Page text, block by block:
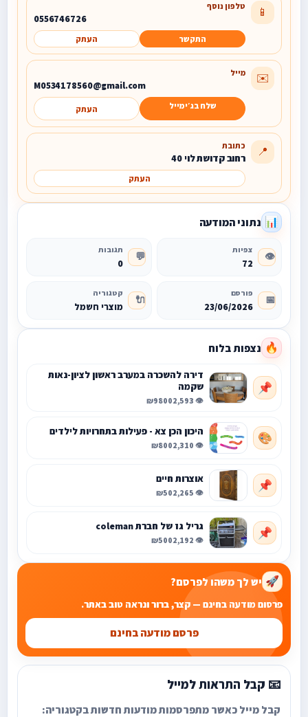
📱 טלפון נוסף
0556746726
התקשר העתק
✉️ מייל
M0534178560@gmail.com
שלח בג׳ימייל העתק
📍 כתובת
רחוב קדושת לוי 40
העתק
📊 נתוני המודעה
👁️ צפיות
72
💬 תגובות
0
📅 פורסם
23/06/2026
🔌 קטגוריה
מוצרי חשמל
🔥 נצפות בלוח
📌
דירה להשכרה במערב ראשון לציון-נאות
שקמה
👁️ 2,593
₪9800
🎨 היכון הכן צא - פעילות בתחרויות לילדים
👁️ 2,310
₪800
📌 אוצרות חיים
👁️ 2,265
₪50
📌 גריל גז של חברת coleman
👁️ 2,192
₪500
🚀 יש לך משהו לפרסם?
פרסום מודעה בחינם — קצר, ברור ונראה טוב באתר.
פרסם מודעה בחינם
📧 קבל התראות למייל
קבל מייל כאשר מתפרסמות מודעות חדשות בקטגוריה: